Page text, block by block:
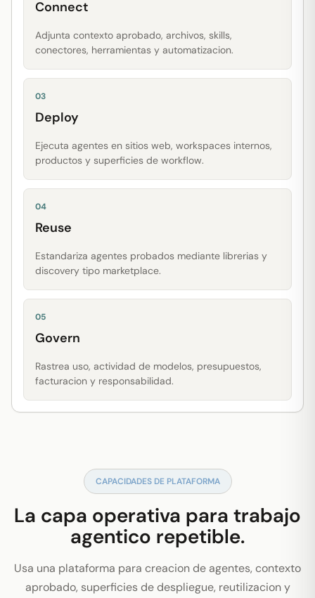
Connect
Adjunta contexto aprobado, archivos, skills,
conectores, herramientas y automatizacion.
03
Deploy
Ejecuta agentes en sitios web, workspaces internos,
productos y superficies de workflow.
04
Reuse
Estandariza agentes probados mediante librerias y
discovery tipo marketplace.
05
Govern
Rastrea uso, actividad de modelos, presupuestos,
facturacion y responsabilidad.
CAPACIDADES DE PLATAFORMA
La capa operativa para trabajo
agentico repetible.
Usa una plataforma para creacion de agentes, contexto
aprobado, superficies de despliegue, reutilizacion y